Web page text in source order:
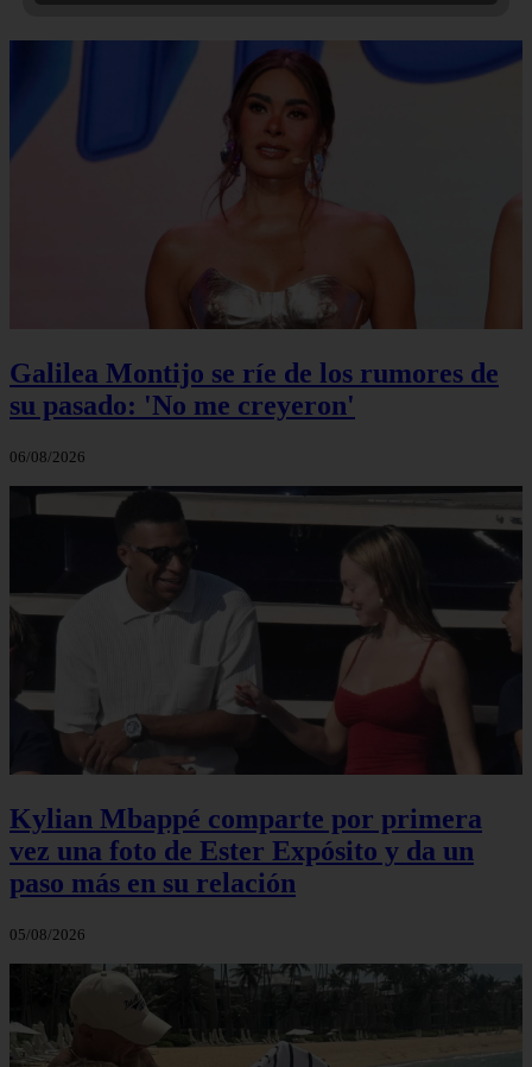
Galilea Montijo se ríe de los rumores de
su pasado: 'No me creyeron'
06/08/2026
Kylian Mbappé comparte por primera
vez una foto de Ester Expósito y da un
paso más en su relación
05/08/2026